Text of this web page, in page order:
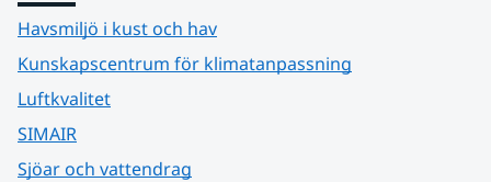
Havsmiljö i kust och hav
Kunskapscentrum för klimatanpassning
Luftkvalitet
SIMAIR
Sjöar och vattendrag